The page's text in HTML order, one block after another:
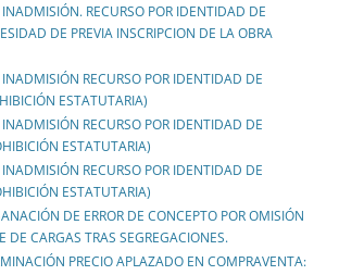
RECURSO POR IDENTIDAD DE
DE PREVIA INSCRIPCION DE LA OBRA
RECURSO POR IDENTIDAD DE
ESTATUTARIA)
RECURSO POR IDENTIDAD DE
ESTATUTARIA)
RECURSO POR IDENTIDAD DE
ESTATUTARIA)
DE ERROR DE CONCEPTO POR OMISIÓN
DE CARGAS TRAS SEGREGACIONES.
PRECIO APLAZADO EN COMPRAVENTA: